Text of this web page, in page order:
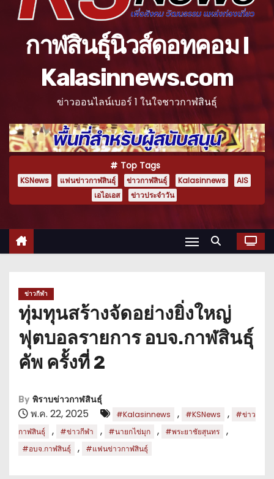
กาฬสินธุ์นิวส์ดอทคอม l
Kalasinnews.com
ข่าวออนไลน์เบอร์ 1 ในใจชาวกาฬสินธุ์
Top Tags
KSNews แฟนข่าวกาฬสินธุ์ ข่าวกาฬสินธุ์ Kalasinnews
AIS
เอไอเอส
ข่าวประจำวัน
ข่าวกีฬา
ทุ่มทุนสร้างจัดอย่างยิ่งใหญ่
ฟุตบอลรายการ อบจ.กาฬสินธุ์
คัพ ครั้งที่ 2
By พิราบข่าวกาฬสินธุ์
พ.ค. 22, 2025 #Kalasinnews , #KSNews ,
#ข่าว
กาฬสินธุ์
, #ข่าวกีฬา , #นายกไข่มุก , #พระยาชัยสุนทร ,
#อบจ.กาฬสินธุ์ , #แฟนข่าวกาฬสินธุ์